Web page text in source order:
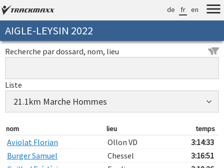
de fr en
AIGLE-LEYSIN 2022
Recherche par dossard, nom, lieu
Liste
nom lieu temps
Aviolat Florian Ollon VD
3:14:33
Burger Samuel
Chessel
3:16:51